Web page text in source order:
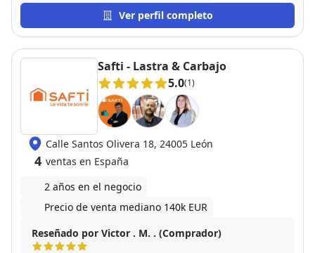
Ver perfil completo
Safti - Lastra & Carbajo
5.0(1)
Calle Santos Olivera 18, 24005 León
4 ventas en España
2 años en el negocio
Precio de venta mediano 140k EUR
Reseñado por Victor . M. . (Comprador)